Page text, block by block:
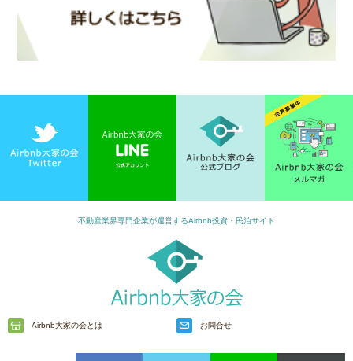
不動産業界専門企業が運営するAirbnb投資・民泊サイト
Airbnb大家の会とは お問合せ